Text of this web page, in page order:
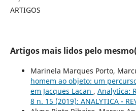
ARTIGOS
Artigos mais lidos pelo
Marinela Marques Porto,
homem ao objeto: um
em Jacques Lacan , Analytica:
8 n. 15 (2019): ANALYTICA -